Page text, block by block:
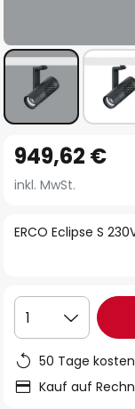
Anfang
der
springen
ERCO Eclipse S
949,62 €
inkl. MwSt.
1
50 Tage
Kauf auf